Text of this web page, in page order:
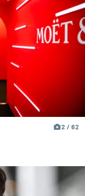
2 / 62